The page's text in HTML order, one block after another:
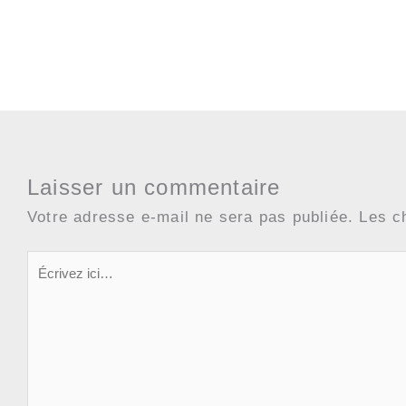
Laisser un commentaire
Votre adresse e-mail ne sera pas publiée. Les
Écrivez